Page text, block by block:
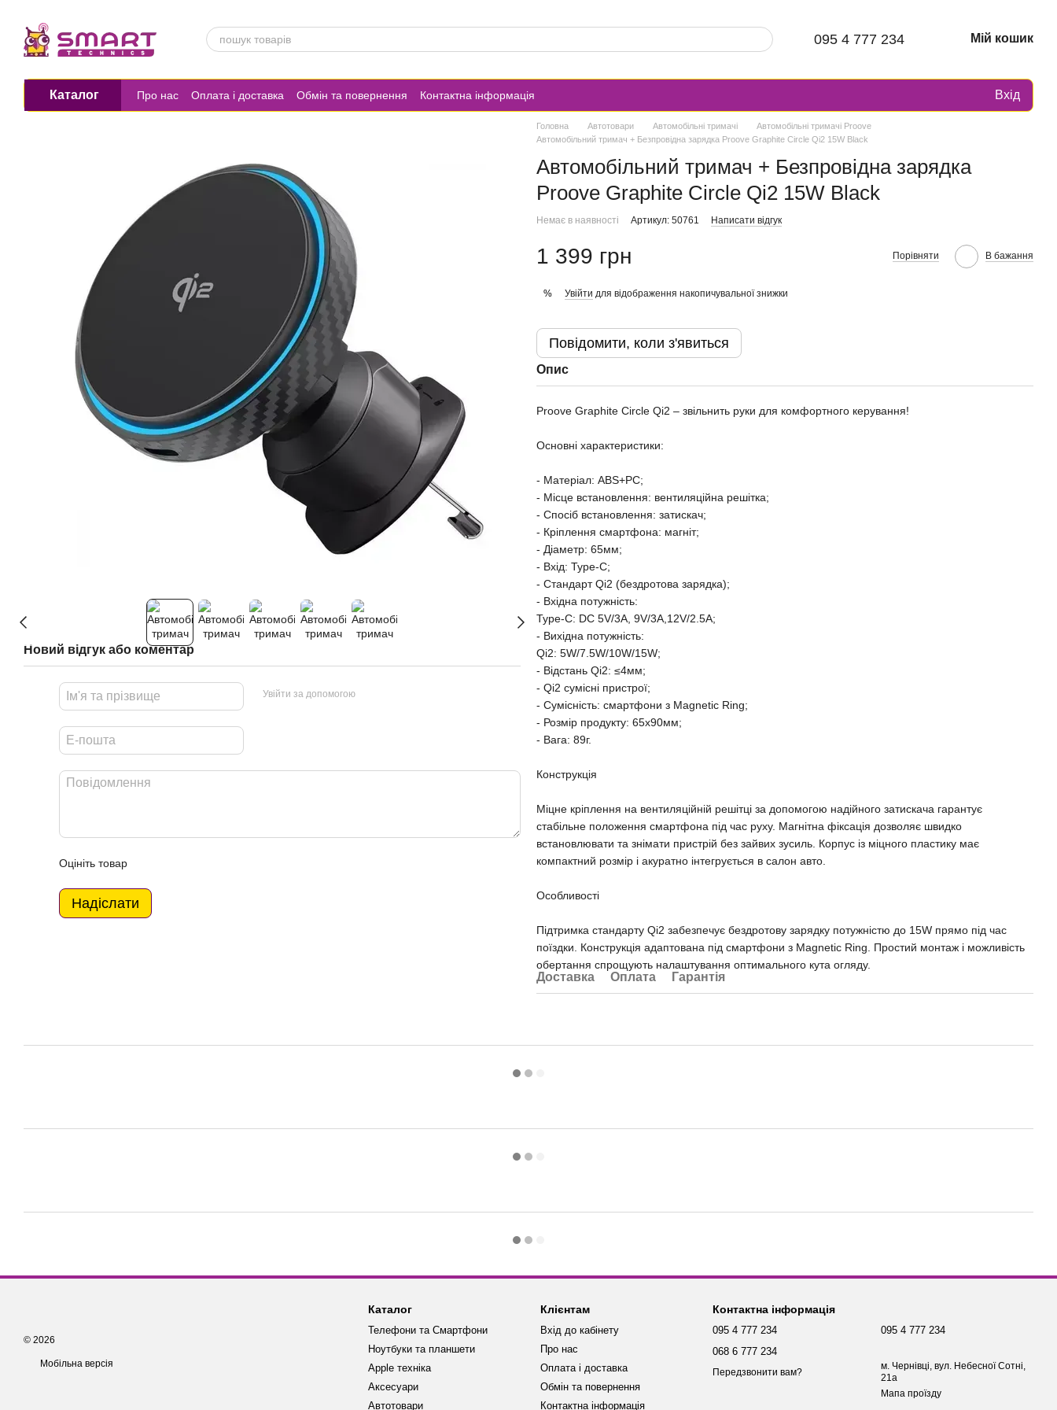
095 4 777 234 Мій кошик
Каталог Про нас Оплата і доставка Обмін та повернення Контактна інформація Вхід
Новий відгук або коментар
Увійти за допомогою
Оцініть товар
Надіслати
Головна Автотовари Автомобільні тримачі
Автомобільні тримачі Proove
Автомобільний тримач + Безпровідна зарядка Proove Graphite Circle Qi2 15W Black
Автомобільний тримач + Безпровідна зарядка
Proove Graphite Circle Qi2 15W Black
Немає в наявності Артикул: 50761 Написати відгук
1 399 грн Порівняти В бажання
% Увійти для відображення накопичувальної знижки
Повідомити, коли з'явиться
Опис
Proove Graphite Circle Qi2 – звільнить руки для комфортного керування!
Основні характеристики:
- Матеріал: ABS+PC;
- Місце встановлення: вентиляційна решітка;
- Спосіб встановлення: затискач;
- Кріплення смартфона: магніт;
- Діаметр: 65мм;
- Вхід: Type-C;
- Стандарт Qi2 (бездротова зарядка);
- Вхідна потужність:
Type-C: DC 5V/3A, 9V/3A,12V/2.5A;
- Вихідна потужність:
Qi2: 5W/7.5W/10W/15W;
- Відстань Qi2: ≤4мм;
- Qi2 сумісні пристрої;
- Сумісність: смартфони з Magnetic Ring;
- Розмір продукту: 65х90мм;
- Вага: 89г.
Конструкція
Міцне кріплення на вентиляційній решітці за допомогою надійного затискача гарантує
стабільне положення смартфона під час руху. Магнітна фіксація дозволяє швидко
встановлювати та знімати пристрій без зайвих зусиль. Корпус із міцного пластику має
компактний розмір і акуратно інтегрується в салон авто.
Особливості
Підтримка стандарту Qi2 забезпечує бездротову зарядку потужністю до 15W прямо під час
поїздки. Конструкція адаптована під смартфони з Magnetic Ring. Простий монтаж і можливість
обертання спрощують налаштування оптимального кута огляду.
Доставка Оплата Гарантія
© 2026
Мобільна версія
Каталог
Телефони та Смартфони
Ноутбуки та планшети
Apple техніка
Аксесуари
Автотовари
Клієнтам
Вхід до кабінету
Про нас
Оплата і доставка
Обмін та повернення
Контактна інформація
Контактна інформація
095 4 777 234
068 6 777 234
Передзвонити вам?
095 4 777 234
м. Чернівці, вул. Небесної Сотні,
21а
Мапа проїзду